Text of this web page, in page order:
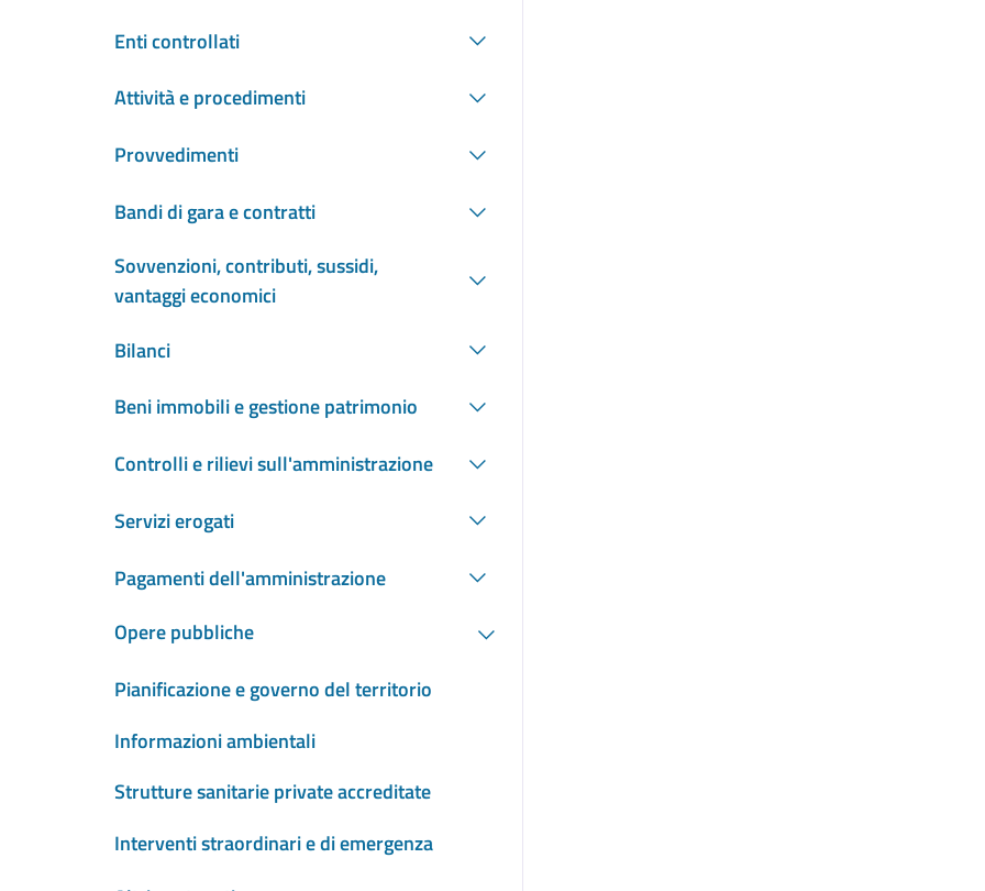
Enti controllati
Attività e procedimenti
Provvedimenti
Bandi di gara e contratti
Sovvenzioni, contributi, sussidi,
vantaggi economici
Bilanci
Beni immobili e gestione patrimonio
Controlli e rilievi sull'amministrazione
Servizi erogati
Pagamenti dell'amministrazione
Opere pubbliche
Pianificazione e governo del territorio
Informazioni ambientali
Strutture sanitarie private accreditate
Interventi straordinari e di emergenza